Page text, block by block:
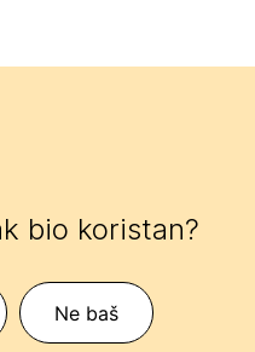
bio koristan?
Ne baš